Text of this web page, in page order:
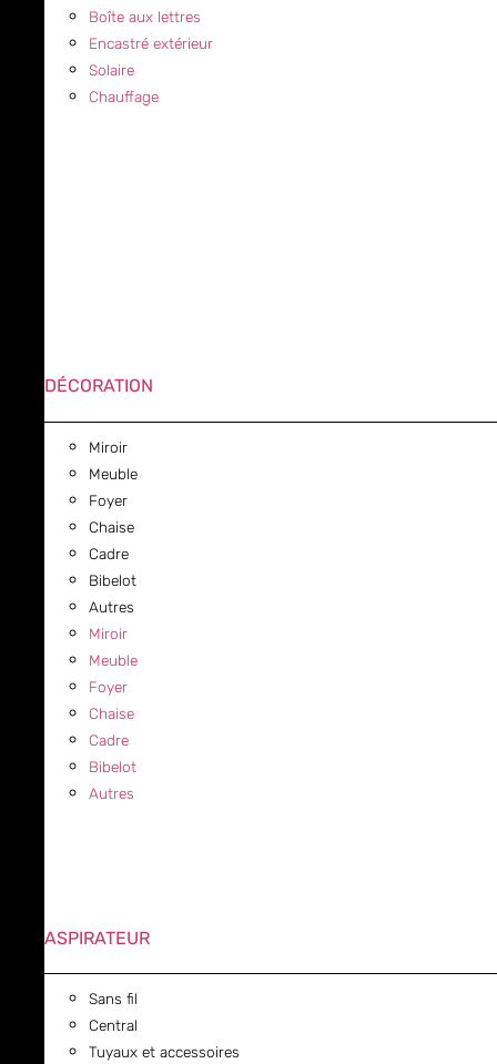
Boîte aux lettres
Encastré extérieur
Solaire
Chauffage
DÉCORATION
Miroir
Meuble
Foyer
Chaise
Cadre
Bibelot
Autres
Miroir
Meuble
Foyer
Chaise
Cadre
Bibelot
Autres
ASPIRATEUR
Sans fil
Central
Tuyaux et accessoires